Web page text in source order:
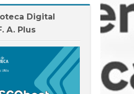
Digital
A. Plus